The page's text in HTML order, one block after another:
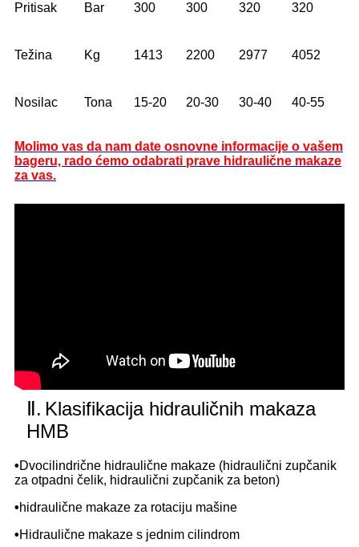
Pritisak Bar 300 300 320 320
Težina Kg 1413 2200 2977 4052
Nosilac Tona 15-20 20-30 30-40 40-55
Molimo vas da nam date osnovne informacije o vašem
bageru, rado ćemo odabrati prave hidraulične makaze
za vas.
Ⅱ. Klasifikacija hidrauličnih makaza
HMB
•Dvocilindrične hidraulične makaze (hidraulični zupčanik
za otpadni čelik, hidraulični zupčanik za beton)
•hidraulične makaze za rotaciju mašine
•Hidraulične makaze s jednim cilindrom